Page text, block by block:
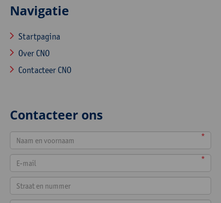
Navigatie
Startpagina
Over CNO
Contacteer CNO
Contacteer ons
*
*